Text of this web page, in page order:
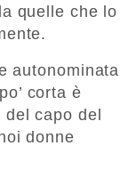
quelle che lo
autonominata
corta è
capo del
donne